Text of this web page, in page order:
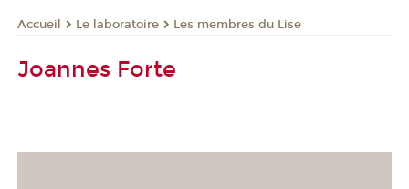
Accueil Le laboratoire Les membres du Lise
Joannes Forte